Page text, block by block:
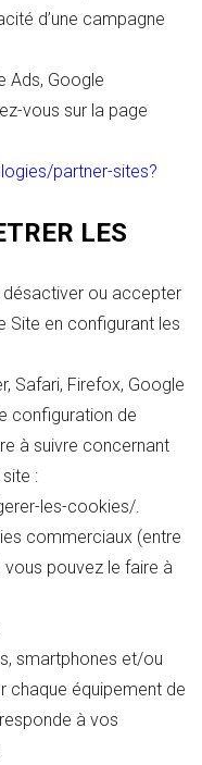
d’une campagne
Ads, Google
vous sur la page
partner-sites?
LES
ou accepter
Site en configurant les
Safari, Firefox, Google
configuration de
à suivre concernant
:
les-cookies/.
commerciaux (entre
pouvez le faire à
smartphones et/ou
chaque équipement de
à vos